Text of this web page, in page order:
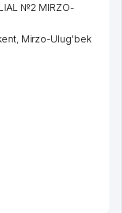
№2 MIRZO-
, Mirzo-Ulug'bek